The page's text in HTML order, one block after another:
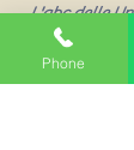
L'abc delle
punti base
Email
Phone